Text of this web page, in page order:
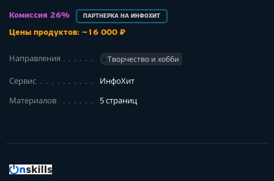
Комиссия 26% ПАРТНЕРКА НА ИНФОХИТ
Цены продуктов: ~16 000 ₽
Направления Творчество и хобби
Сервис
ИнфоХит
Материалов
5 страниц